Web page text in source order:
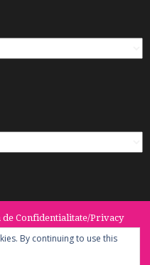
de Confidentialitate/Privacy
CONTACT Cookie Policy
by Keypoint Solutions.
By continuing to use this